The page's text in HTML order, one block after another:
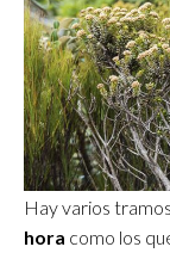
Hay varios
hora como los